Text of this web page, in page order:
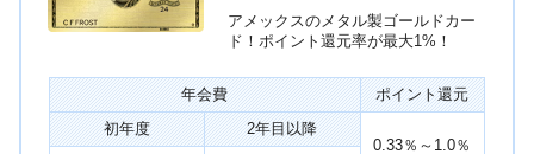
アメックスのメタル製ゴールドカー
ド！ポイント還元率が最大1%！
年会費
ポイント還元
初年度
2年目以降
0.33％～1.0％